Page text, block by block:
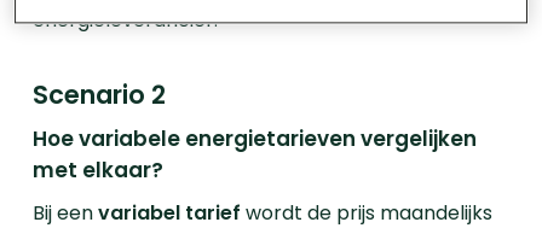
energieleverancier.
Scenario 2
Hoe variabele energietarieven vergelijken
met elkaar?
Bij eenvariabel tarief wordt de prijs maandelijks